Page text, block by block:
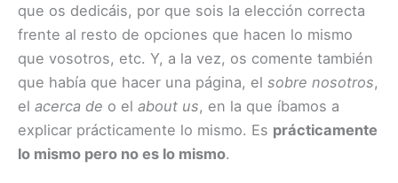
que os dedicáis, por que sois la elección correcta
frente al resto de opciones que hacen lo mismo
que vosotros, etc. Y, a la vez, os comente también
que había que hacer una página, el sobre nosotros,
el acerca de o el about us, en la que íbamos a
explicar prácticamente lo mismo. Es prácticamente
lo mismo pero no es lo mismo.